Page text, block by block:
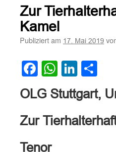
Zur
Kamel
Publiziert am 17. Mai 2019
Facebook
OLG Stuttgart,
Zur
Tenor